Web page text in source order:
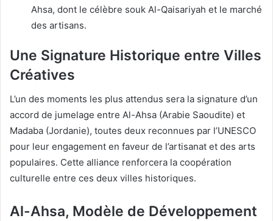
Ahsa, dont le célèbre souk Al-Qaisariyah et le marché
des artisans.
Une Signature Historique entre Villes
Créatives
L’un des moments les plus attendus sera la signature d’un
accord de jumelage entre Al-Ahsa (Arabie Saoudite) et
Madaba (Jordanie), toutes deux reconnues par l’UNESCO
pour leur engagement en faveur de l’artisanat et des arts
populaires. Cette alliance renforcera la coopération
culturelle entre ces deux villes historiques.
Al-Ahsa, Modèle de Développement